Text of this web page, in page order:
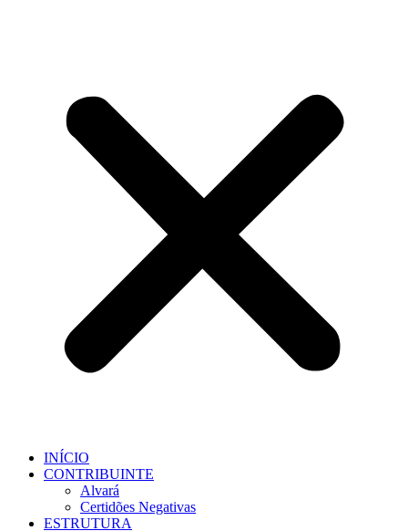
INÍCIO
CONTRIBUINTE
Alvará
Certidões Negativas
ESTRUTURA